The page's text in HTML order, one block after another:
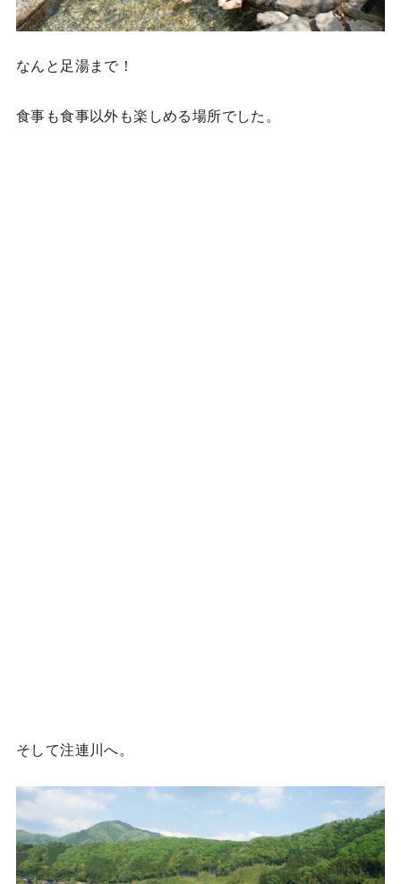
なんと足湯まで！
食事も食事以外も楽しめる場所でした。
そして注連川へ。